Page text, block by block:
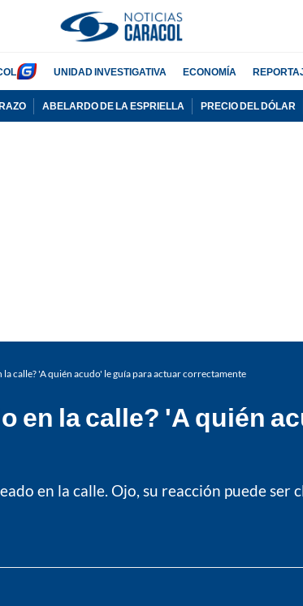
UNIDAD INVESTIGATIVA ECONOMÍA
ABELARDO DE LA ESPRIELLA PRECIO DEL DÓLAR
la calle? 'A quién acudo' le guía para actuar correctamente
en la calle? 'A quién
en la calle. Ojo, su reacción puede ser